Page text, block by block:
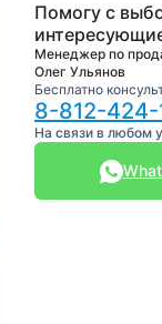
Помогу с
Менеджер по
Олег Ульянов
Бесплатно
8-812-
На связи в любом